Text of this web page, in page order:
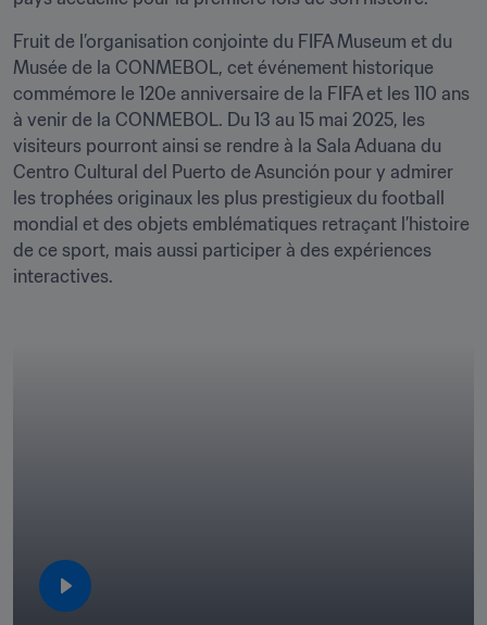
Fruit de l’organisation conjointe du FIFA Museum et du
Musée de la CONMEBOL, cet événement historique
commémore le 120e anniversaire de la FIFA et les 110 ans
à venir de la CONMEBOL. Du 13 au 15 mai 2025, les
visiteurs pourront ainsi se rendre à la Sala Aduana du
Centro Cultural del Puerto de Asunción pour y admirer
les trophées originaux les plus prestigieux du football
mondial et des objets emblématiques retraçant l’histoire
de ce sport, mais aussi participer à des expériences
interactives.